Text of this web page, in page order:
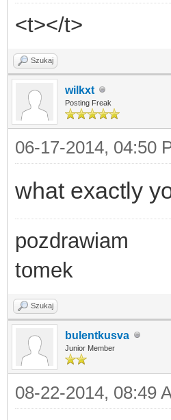
<t></t>
Szukaj
wilkxt
Posting Freak
06-17-2014, 04:50
what exactly
pozdrawiam
tomek
Szukaj
bulentkusva
Junior Member
08-22-2014, 08:49